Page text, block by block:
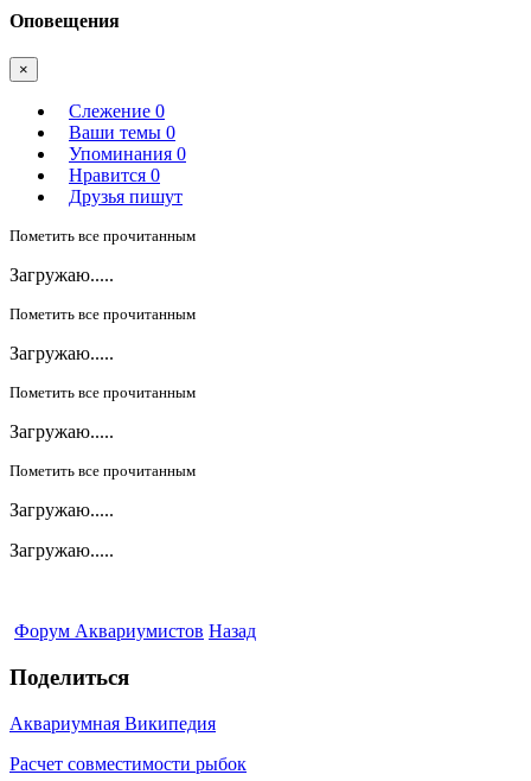
Оповещения
×
Слежение 0
Ваши темы 0
Упоминания 0
Нравится 0
Друзья пишут
Пометить все прочитанным
Загружаю.....
Пометить все прочитанным
Загружаю.....
Пометить все прочитанным
Загружаю.....
Пометить все прочитанным
Загружаю.....
Загружаю.....
Форум Аквариумистов Назад
Поделиться
Аквариумная Википедия
Расчет совместимости рыбок